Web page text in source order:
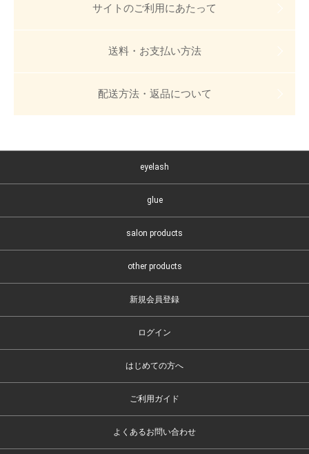
サイトのご利用にあたって
送料・お支払い方法
配送方法・返品について
eyelash
glue
salon products
other products
新規会員登録
ログイン
はじめての方へ
ご利用ガイド
よくあるお問い合わせ